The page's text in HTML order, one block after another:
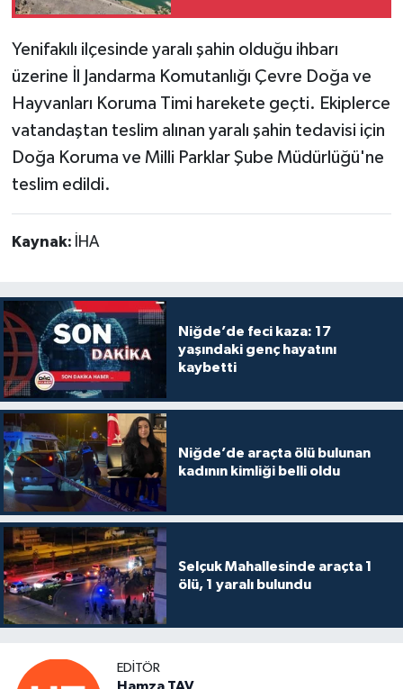
Yenifakılı ilçesinde yaralı şahin olduğu ihbarı
üzerine İl Jandarma Komutanlığı Çevre Doğa ve
Hayvanları Koruma Timi harekete geçti. Ekiplerce
vatandaştan teslim alınan yaralı şahin tedavisi için
Doğa Koruma ve Milli Parklar Şube Müdürlüğü'ne
teslim edildi.
Kaynak: İHA
Niğde’de feci kaza: 17
yaşındaki genç hayatını
kaybetti
Niğde’de araçta ölü bulunan
kadının kimliği belli oldu
Selçuk Mahallesinde araçta 1
ölü, 1 yaralı bulundu
EDITÖR